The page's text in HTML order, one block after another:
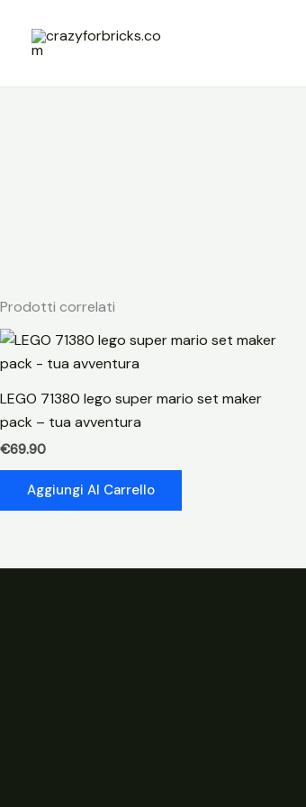
contenuto
Prodotti correlati
LEGO 71380 lego super mario set maker
pack – tua avventura
€69.90
Aggiungi Al Carrello